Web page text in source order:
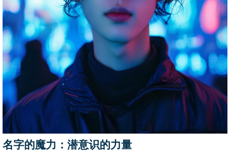
名字的魔力：潜意识的力量